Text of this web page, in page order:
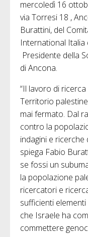
mercoledì 16
via Torresi 18 ,
Burattini, del
International Italia
Presidente della
di Ancona.
“Il lavoro di
Territorio
mai fermato. Dal
contro la
indagini e ricerche
spiega Fabio
se fossi un
la popolazione
ricercatori e
sufficienti
che Israele ha
commettere